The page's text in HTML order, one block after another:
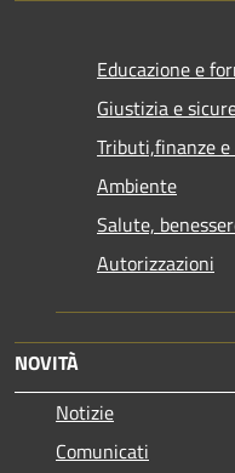
Educazione e
Giustizia e
Tributi,finanze
Ambiente
Salute,
Autorizzazioni
NOVITÀ
Notizie
Comunicati